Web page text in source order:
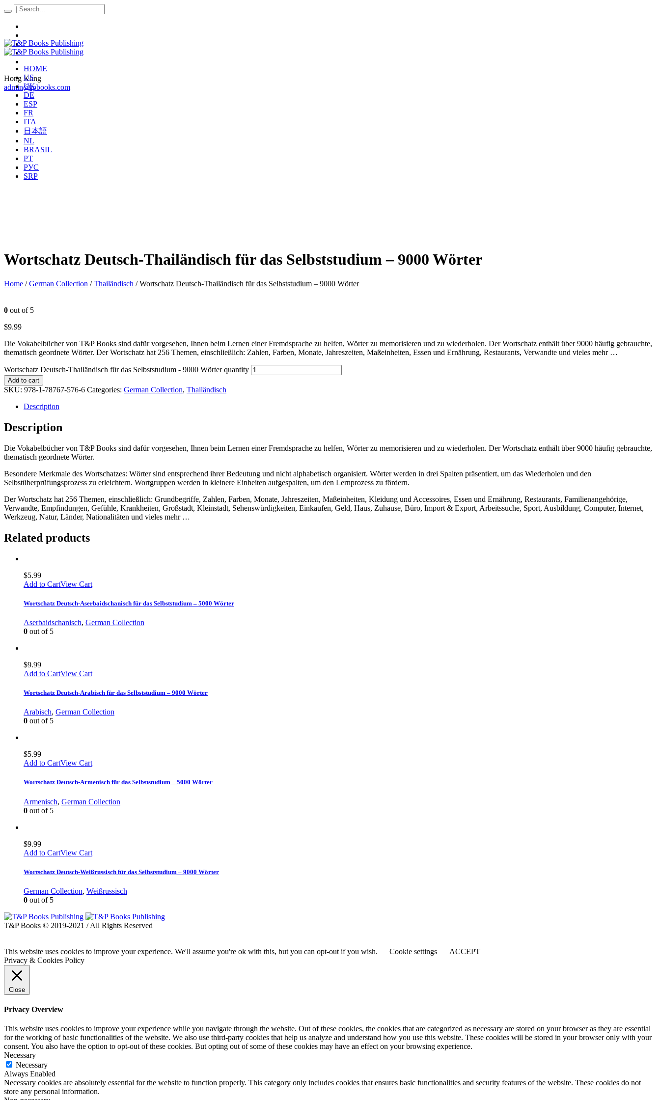
Hong Kong
admin@tpbooks.com
HOME
US
UK
DE
ESP
FR
ITA
日本語
NL
BRASIL
PT
РУС
SRP
Wortschatz Deutsch-Thailändisch für das Selbststudium – 9000 Wörter
Home /German Collection /Thailändisch / Wortschatz Deutsch-Thailändisch für das Selbststudium – 9000 Wörter
0 out of 5
$9.99
Die Vokabelbücher von T&P Books sind dafür vorgesehen, Ihnen beim Lernen einer Fremdsprache zu helfen, Wörter zu memorisieren und zu wiederholen. Der Wortschatz enthält über 9000 häufig gebrauchte,
thematisch geordnete Wörter. Der Wortschatz hat 256 Themen, einschließlich: Zahlen, Farben, Monate, Jahreszeiten, Maßeinheiten, Essen und Ernährung, Restaurants, Verwandte und vieles mehr …
Wortschatz Deutsch-Thailändisch für das Selbststudium - 9000 Wörter quantity
Add to cart
SKU: 978-1-78767-576-6 Categories: German Collection, Thailändisch
Description
Description
Die Vokabelbücher von T&P Books sind dafür vorgesehen, Ihnen beim Lernen einer Fremdsprache zu helfen, Wörter zu memorisieren und zu wiederholen. Der Wortschatz enthält über 9000 häufig gebrauchte,
thematisch geordnete Wörter.
Besondere Merkmale des Wortschatzes: Wörter sind entsprechend ihrer Bedeutung und nicht alphabetisch organisiert. Wörter werden in drei Spalten präsentiert, um das Wiederholen und den
Selbstüberprüfungsprozess zu erleichtern. Wortgruppen werden in kleinere Einheiten aufgespalten, um den Lernprozess zu fördern.
Der Wortschatz hat 256 Themen, einschließlich: Grundbegriffe, Zahlen, Farben, Monate, Jahreszeiten, Maßeinheiten, Kleidung und Accessoires, Essen und Ernährung, Restaurants, Familienangehörige,
Verwandte, Empfindungen, Gefühle, Krankheiten, Großstadt, Kleinstadt, Sehenswürdigkeiten, Einkaufen, Geld, Haus, Zuhause, Büro, Import & Export, Arbeitssuche, Sport, Ausbildung, Computer, Internet,
Werkzeug, Natur, Länder, Nationalitäten und vieles mehr …
Related products
$5.99
Add to CartView Cart
Wortschatz Deutsch-Aserbaidschanisch für das Selbststudium – 5000 Wörter
Aserbaidschanisch, German Collection
0 out of 5
$9.99
Add to CartView Cart
Wortschatz Deutsch-Arabisch für das Selbststudium – 9000 Wörter
Arabisch, German Collection
0 out of 5
$5.99
Add to CartView Cart
Wortschatz Deutsch-Armenisch für das Selbststudium – 5000 Wörter
Armenisch, German Collection
0 out of 5
$9.99
Add to CartView Cart
Wortschatz Deutsch-Weißrussisch für das Selbststudium – 9000 Wörter
German Collection, Weißrussisch
0 out of 5
T&P Books © 2019-2021 / All Rights Reserved
This website uses cookies to improve your experience. We'll assume you're ok with this, but you can opt-out if you wish. Cookie settings
ACCEPT
Privacy & Cookies Policy
Close
Privacy Overview
This website uses cookies to improve your experience while you navigate through the website. Out of these cookies, the cookies that are categorized as necessary are stored on your browser as they are essential
for the working of basic functionalities of the website. We also use third-party cookies that help us analyze and understand how you use this website. These cookies will be stored in your browser only with your
consent. You also have the option to opt-out of these cookies. But opting out of some of these cookies may have an effect on your browsing experience.
Necessary
Necessary
Always Enabled
Necessary cookies are absolutely essential for the website to function properly. This category only includes cookies that ensures basic functionalities and security features of the website. These cookies do not
store any personal information.